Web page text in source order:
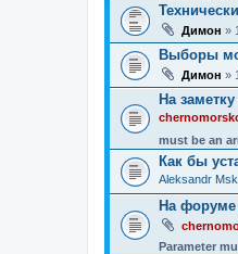
Димон »
Выборы
Димон »
На
must be an
Как бы
Aleksandr Msk
На форуме
Parameter